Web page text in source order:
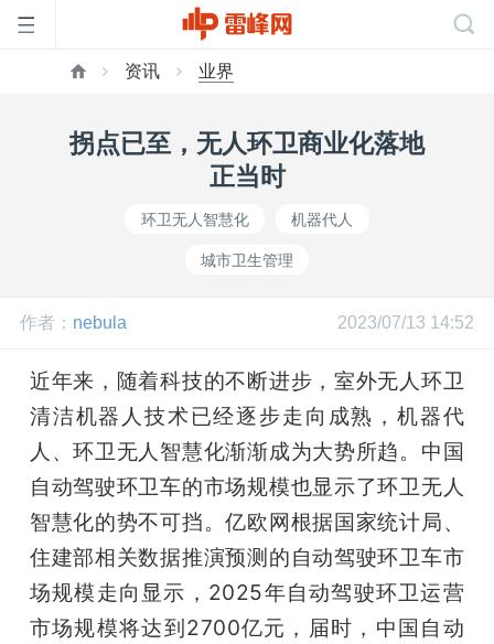
公
开
课
活
资讯 业界
拐点已至，无人环卫商业化落地
正当时
环卫无人智慧化 机器代人
城市卫生管理
作者： nebula 2023/07/13 14:52
近年来，随着科技的不断进步，室外无人环卫
清洁机器人技术已经逐步走向成熟，机器代
人、环卫无人智慧化渐渐成为大势所趋。中国
自动驾驶环卫车的市场规模也显示了环卫无人
智慧化的势不可挡。亿欧网根据国家统计局、
住建部相关数据推演预测的自动驾驶环卫车市
场规模走向显示，2025年自动驾驶环卫运营
市场规模将达到2700亿元，届时，中国自动